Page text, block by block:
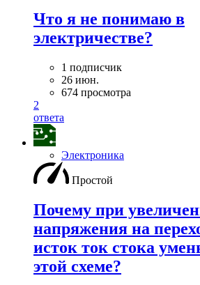
Что я не понимаю в
электричестве?
1 подписчик
26 июн.
674 просмотра
2
ответа
Электроника
Простой
Почему при
напряжения на
исток ток стока
этой схеме?